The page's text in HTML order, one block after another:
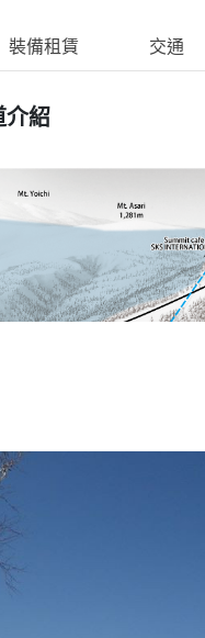
最新 ] 日本雪場開放時
裝備租賃 交通
介紹